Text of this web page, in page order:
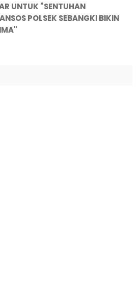
UNTUK "SENTUHAN
POLSEK SEBANGKI BIKIN